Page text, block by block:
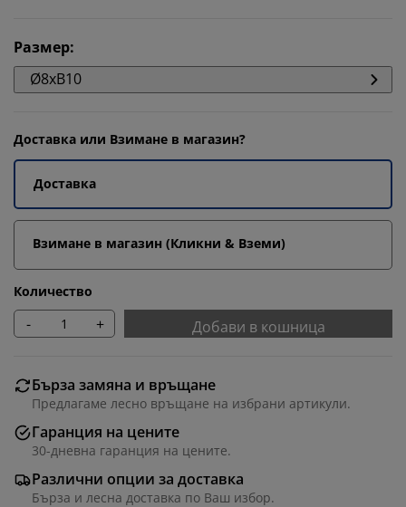
Размер:
Ø8xВ10
Доставка или Взимане в магазин?
Доставка
Взимане в магазин (Кликни & Вземи)
Количество
- + Добави в кошница
Бърза замяна и връщане
Предлагаме лесно връщане на избрани артикули.
Гаранция на цените
30-дневна гаранция на цените.
Различни опции за доставка
Бърза и лесна доставка по Ваш избор.